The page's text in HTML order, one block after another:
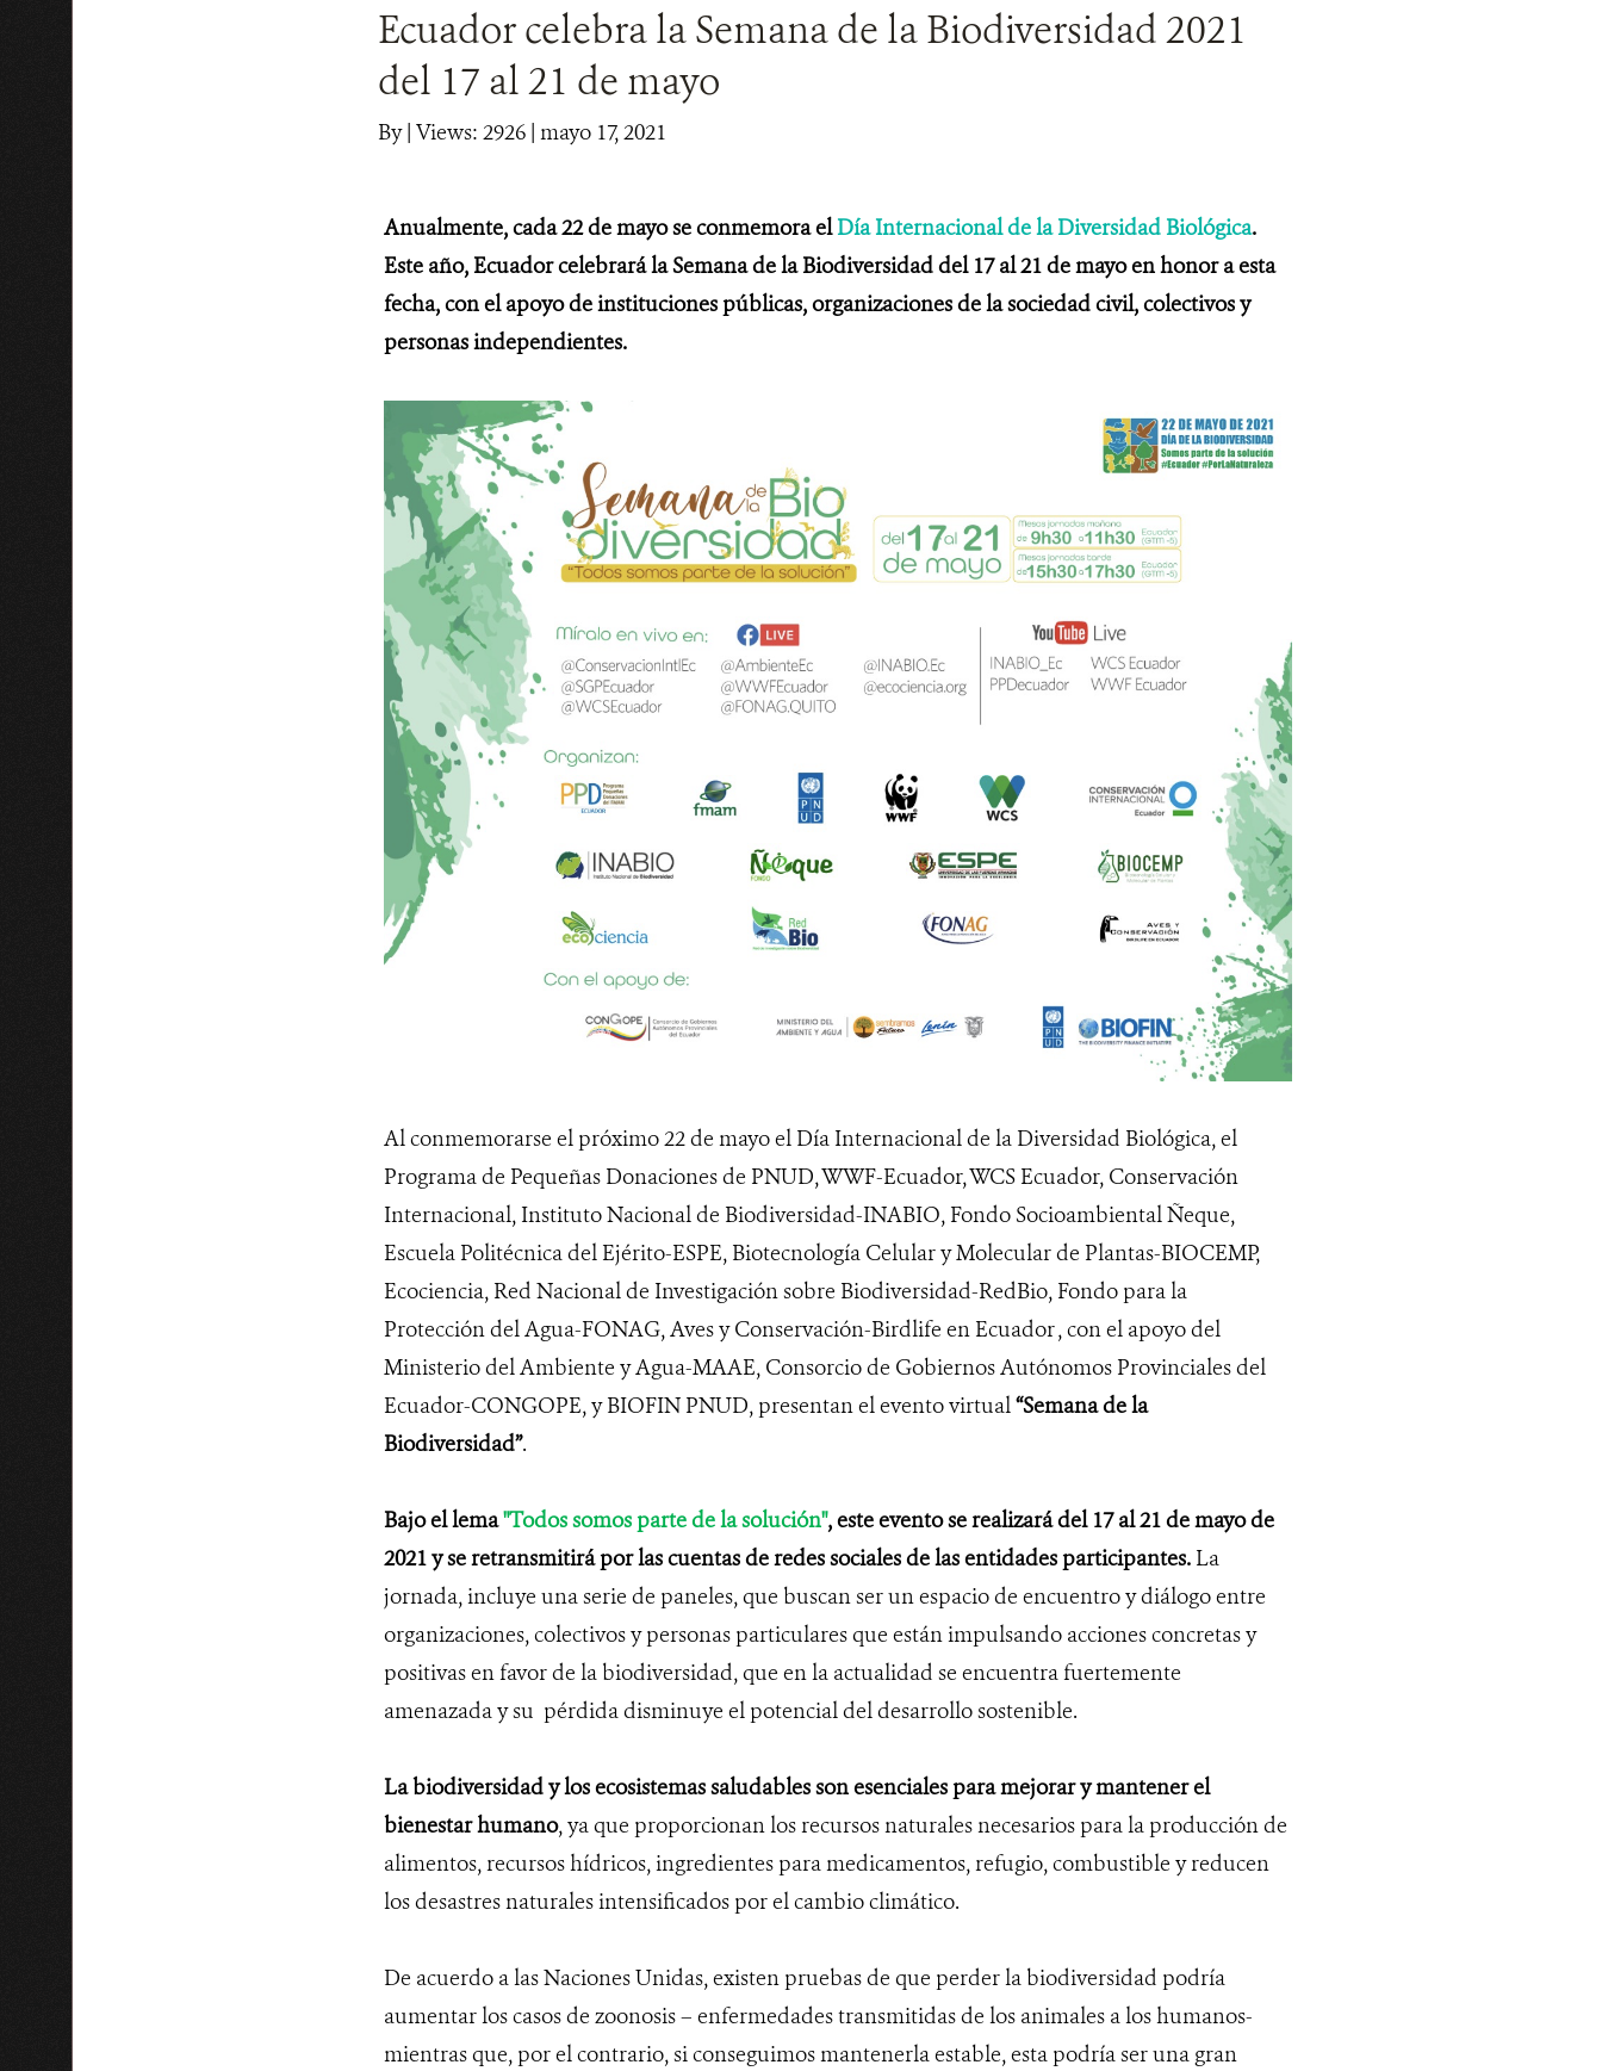
Ecuador celebra la Semana de la Biodiversidad 2021
del 17 al 21 de mayo
By| Views: 2926| mayo 17, 2021
Anualmente, cada 22 de mayo se conmemora elDía Internacional de la Diversidad Biológica.
Este año, Ecuador celebrará la Semana de la Biodiversidad del 17 al 21 de mayo en honor a esta
fecha, con el apoyo de instituciones públicas, organizaciones de la sociedad civil, colectivos y
personas independientes.
Al conmemorarse el próximo 22 de mayo el Día Internacional de la Diversidad Biológica, el
Programa de Pequeñas Donaciones de PNUD, WWF-Ecuador, WCS Ecuador, Conservación
Internacional, Instituto Nacional de Biodiversidad-INABIO, Fondo Socioambiental Ñeque,
Escuela Politécnica del Ejérito-ESPE, Biotecnología Celular y Molecular de Plantas-BIOCEMP,
Ecociencia, Red Nacional de Investigación sobre Biodiversidad-RedBio, Fondo para la
Protección del Agua-FONAG, Aves y Conservación-Birdlife en Ecuador , con el apoyo del
Ministerio del Ambiente y Agua-MAAE, Consorcio de Gobiernos Autónomos Provinciales del
Ecuador-CONGOPE, y BIOFIN PNUD, presentan el evento virtual“Semana de la
Biodiversidad”.
Bajo el lema"Todos somos parte de la solución", este evento se realizará del 17 al 21 de mayo de
2021y se retransmitirá por las cuentas de redes sociales de las entidades participantes.La
jornada, incluye una serie de paneles, que buscanser un espacio de encuentro y diálogo entre
organizaciones, colectivos y personas particulares que están impulsando acciones concretas y
positivas en favor de la biodiversidad, que en la actualidad se encuentra fuertemente
amenazada y su pérdida disminuye el potencial del desarrollo sostenible.
La biodiversidad y los ecosistemas saludables son esenciales para mejorar y mantener el
bienestar humano, ya que proporcionan los recursos naturales necesarios para la producción de
alimentos, recursos hídricos, ingredientes para medicamentos, refugio, combustible y reducen
los desastres naturales intensificados por el cambio climático.
De acuerdo a las Naciones Unidas, existen pruebas de que perder la biodiversidad podría
aumentar los casos de zoonosis – enfermedades transmitidas de los animales a los humanos-
mientras que, por el contrario, si conseguimos mantenerla estable, esta podría ser una gran